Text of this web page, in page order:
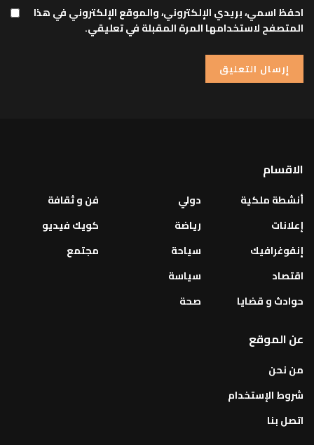
احفظ اسمي، بريدي الإلكتروني، والموقع الإلكتروني في هذا
المتصفح لاستخدامها المرة المقبلة في تعليقي.
الاقسام
أنشطة ملكية
إعلانات
إنفوغرافيك
اقتصاد
حوادث و قضايا
دولي
رياضة
سياحة
سياسة
صحة
فن و ثقافة
كويك فيديو
مجتمع
عن الموقع
من نحن
شروط الإستخدام
اتصل بنا